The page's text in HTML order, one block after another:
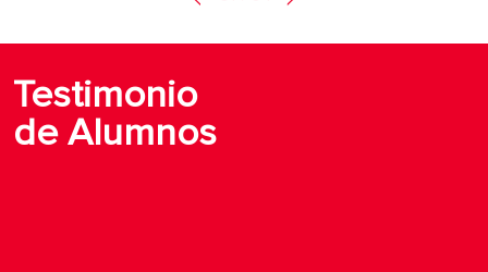
Testimonio
de Alumnos